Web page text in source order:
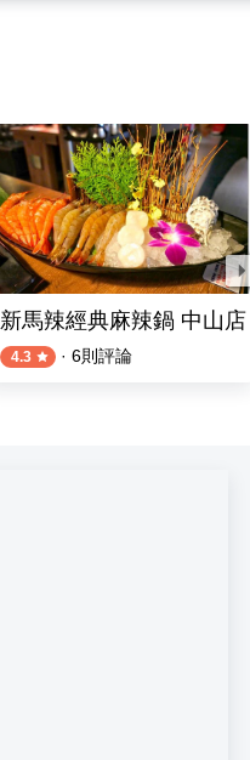
新馬辣經典麻辣鍋 中山店
4.3 · 6則評論